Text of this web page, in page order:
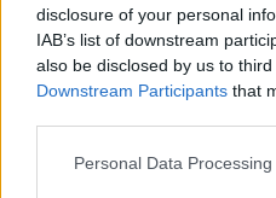
disclosure of your personal
IAB’s list of downstream
also be disclosed by us to
Downstream Participants that
Personal Data